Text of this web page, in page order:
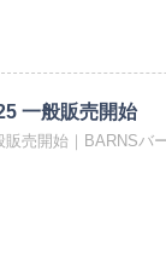
一般販売開始
売開始｜BARNSバ